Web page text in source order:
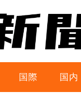
国際 国内